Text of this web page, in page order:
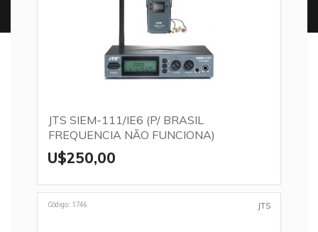
JTS SIEM-111/IE6 (P/ BRASIL
FREQUENCIA NÃO FUNCIONA)
U$250,00
Código: 1746 JTS